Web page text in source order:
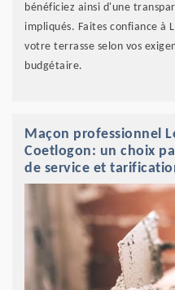
bénéficiez ainsi d'une
impliqués. Faites confiance à
votre terrasse selon vos
budgétaire.
Maçon professionnel
Coetlogon: un choix
de service et